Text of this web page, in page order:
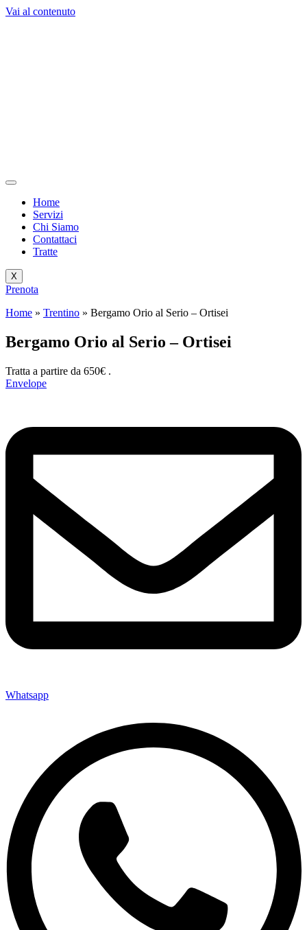
Vai al contenuto
Home
Servizi
Chi Siamo
Contattaci
Tratte
X
Prenota
Home » Trentino » Bergamo Orio al Serio – Ortisei
Bergamo Orio al Serio – Ortisei
Tratta a partire da 650€ .
Envelope
Whatsapp